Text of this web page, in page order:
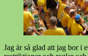
Jag är så glad att jag bor i